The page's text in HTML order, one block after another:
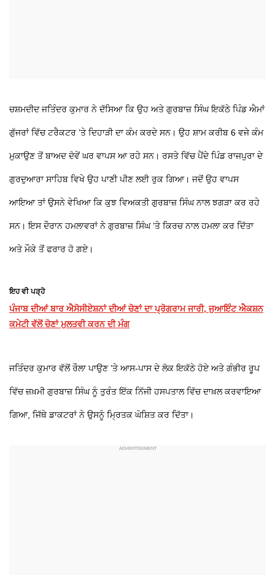
ਚਸ਼ਮਦੀਦ ਜਤਿੰਦਰ ਕੁਮਾਰ ਨੇ ਦੱਸਿਆ ਕਿ ਉਹ ਅਤੇ ਗੁਰਬਾਜ਼ ਸਿੰਘ ਇਕੱਠੇ ਪਿੰਡ ਐਮਾਂ
ਗੁੱਜਰਾਂ ਵਿੱਚ ਟਰੈਕਟਰ ’ਤੇ ਦਿਹਾੜੀ ਦਾ ਕੰਮ ਕਰਦੇ ਸਨ। ਉਹ ਸ਼ਾਮ ਕਰੀਬ 6 ਵਜੇ ਕੰਮ
ਮੁਕਾਉਣ ਤੋਂ ਬਾਅਦ ਦੋਵੇਂ ਘਰ ਵਾਪਸ ਆ ਰਹੇ ਸਨ। ਰਸਤੇ ਵਿੱਚ ਪੈਂਦੇ ਪਿੰਡ ਰਾਜਪੁਰਾ ਦੇ
ਗੁਰਦੁਆਰਾ ਸਾਹਿਬ ਵਿਖੇ ਉਹ ਪਾਣੀ ਪੀਣ ਲਈ ਰੁਕ ਗਿਆ। ਜਦੋਂ ਉਹ ਵਾਪਸ
ਆਇਆ ਤਾਂ ਉਸਨੇ ਵੇਖਿਆ ਕਿ ਕੁਝ ਵਿਅਕਤੀ ਗੁਰਬਾਜ਼ ਸਿੰਘ ਨਾਲ ਝਗੜਾ ਕਰ ਰਹੇ
ਸਨ। ਇਸ ਦੌਰਾਨ ਹਮਲਾਵਰਾਂ ਨੇ ਗੁਰਬਾਜ਼ ਸਿੰਘ ’ਤੇ ਕਿਰਚ ਨਾਲ ਹਮਲਾ ਕਰ ਦਿੱਤਾ
ਅਤੇ ਮੌਕੇ ਤੋਂ ਫਰਾਰ ਹੋ ਗਏ।
ਇਹ ਵੀ ਪੜ੍ਹੋ
ਪੰਜਾਬ ਦੀਆਂ ਬਾਰ ਐਸੋਸੀਏਸ਼ਨਾਂ ਦੀਆਂ ਚੋਣਾਂ ਦਾ ਪ੍ਰੋਗਰਾਮ ਜਾਰੀ, ਜੁਆਇੰਟ ਐਕਸ਼ਨ
ਕਮੇਟੀ ਵੱਲੋਂ ਚੋਣਾਂ ਮੁਲਤਵੀ ਕਰਨ ਦੀ ਮੰਗ
ਜਤਿੰਦਰ ਕੁਮਾਰ ਵੱਲੋਂ ਰੌਲਾ ਪਾਉਣ ’ਤੇ ਆਸ-ਪਾਸ ਦੇ ਲੋਕ ਇਕੱਠੇ ਹੋਏ ਅਤੇ ਗੰਭੀਰ ਰੂਪ
ਵਿੱਚ ਜ਼ਖ਼ਮੀ ਗੁਰਬਾਜ਼ ਸਿੰਘ ਨੂੰ ਤੁਰੰਤ ਇੱਕ ਨਿੱਜੀ ਹਸਪਤਾਲ ਵਿੱਚ ਦਾਖ਼ਲ ਕਰਵਾਇਆ
ਗਿਆ, ਜਿੱਥੇ ਡਾਕਟਰਾਂ ਨੇ ਉਸਨੂੰ ਮ੍ਰਿਤਕ ਘੋਸ਼ਿਤ ਕਰ ਦਿੱਤਾ।